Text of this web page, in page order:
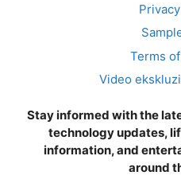
Terms
Video
Stay informed with the
technology updates,
information, and
around